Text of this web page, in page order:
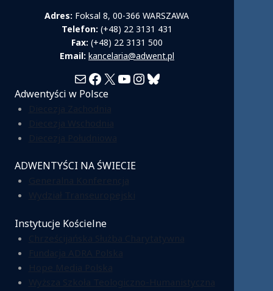
Adres: Foksal 8, 00-366 WARSZAWA
Telefon: (+48) 22 3131 431
Fax: (+48) 22 3131 500
Email: kancelaria@adwent.pl
MailFacebook
X YouTube
Instagram
Bluesky
Adwentyści w Polsce
ADWENTYŚCI NA ŚWIECIE
Instytucje Kościelne